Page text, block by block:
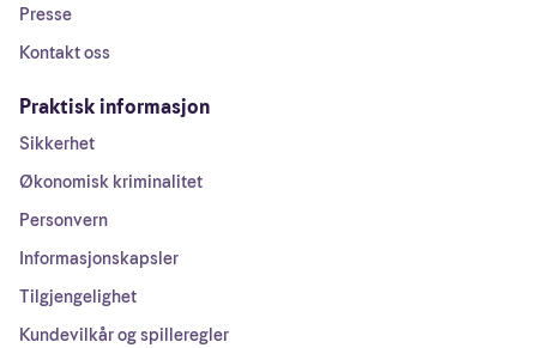
Presse
Kontakt oss
Praktisk informasjon
Sikkerhet
Økonomisk kriminalitet
Personvern
Informasjonskapsler
Tilgjengelighet
Kundevilkår og spilleregler